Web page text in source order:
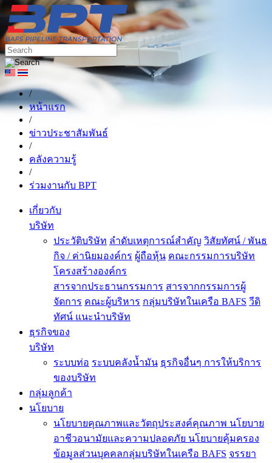
/
หน้าแรก
/
ข่าวประชาสัมพันธ์
/
คลังความรู้
/
ร่วมงานกับ BPT
เกี่ยวกับ
บริษัท
ประวัติบริษัท ลำดับเหตุการณ์สำคัญ วิสัยทัศน์ / พันธ
กิจ / ค่านิยมองค์กร ผู้ถือหุ้น คณะกรรมการบริษัท
โครงสร้างองค์กร
สารจากประธานกรรมการ สารจากกรรมการผู้
จัดการ คณะผู้บริหาร กลุ่มบริษัทในเครือ BAFS วีดิ
ทัศน์ แนะนำบริษัท
ธุรกิจของ
บริษัท
ระบบท่อ ระบบคลังน้ำมัน ธุรกิจอื่นๆ การให้บริการ
ของบริษัท
กลุ่มลูกค้า
นโยบาย
นโยบายคุณภาพและวัตถุประสงค์คุณภาพ นโยบาย
อาชีวอนามัยและความปลอดภัย นโยบายคุ้มครอง
ข้อมูลส่วนบุคคลกลุ่มบริษัทในเครือ BAFS จรรยา